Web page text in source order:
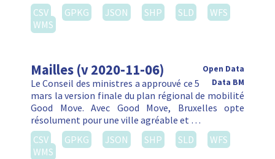
CSV
GPKG JSON SHP SLD
WFS
WMS
Mailles (v 2020-11-06)
Open Data
Data BM
Le Conseil des ministres a approuvé ce 5
mars la version finale du plan régional de mobilité
Good Move. Avec Good Move, Bruxelles opte
résolument pour une ville agréable et …
CSV
GPKG JSON SHP SLD
WFS
WMS